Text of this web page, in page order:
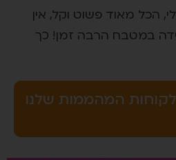
הכל מאוד פשוט וקל, אין
במטבח הרבה זמן! כך
המהממות שלנו